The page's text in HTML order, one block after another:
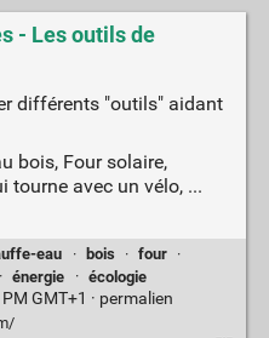
- Les outils de
différents "outils" aidant
bois, Four solaire,
tourne avec un vélo, ...
eau · bois · four
·
· énergie · écologie
GMT+1 · permalien